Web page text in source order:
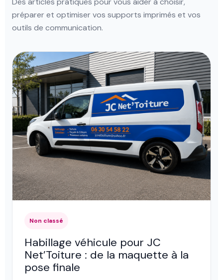
préparer et optimiser vos supports imprimés et vos
outils de communication.
Non classé
Habillage véhicule pour JC
Net’Toiture : de la maquette à la
pose finale